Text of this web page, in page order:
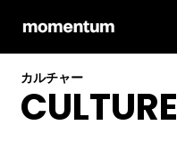
カルチャー
CULTURE